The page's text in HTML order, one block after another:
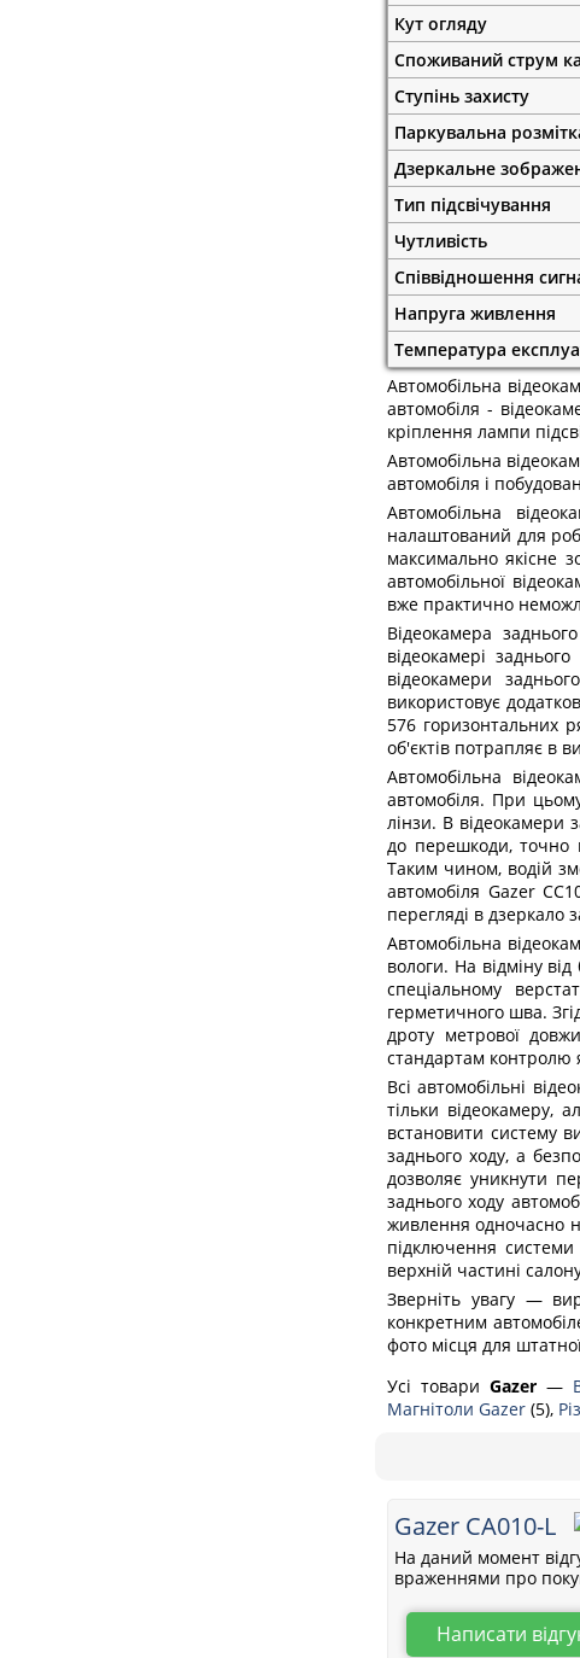
Кут огляду
Споживаний струм
Ступінь захисту
Паркувальна
Дзеркальне
Тип підсвічування
Чутливість
Співвідношення
Напруга живлення
Температура
Автомобільна
автомобіля -
кріплення лампи
Автомобільна
автомобіля і
Автомобільна
налаштований для
максимально якісне
автомобільної
вже практично
Відеокамера
відеокамері
відеокамери
використовує
576 горизонтальних
об'єктів потрапляє в
Автомобільна
автомобіля. При
лінзи. В відеокамери
до перешкоди, точно
Таким чином, водій
автомобіля Gazer
перегляді в дзеркало
Автомобільна
вологи. На відміну
спеціальному
герметичного шва.
дроту метрової
стандартам контролю
Всі автомобільні
тільки відеокамеру,
встановити систему
заднього ходу, а
дозволяє уникнути
заднього ходу
живлення одночасно
підключення
верхній частині
Зверніть увагу —
конкретним
фото місця для
Усі товариGazer —
Магнітоли Gazer (5),
Gazer CA010-L
На даний момент
враженнями про
Написати